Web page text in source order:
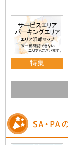
特集